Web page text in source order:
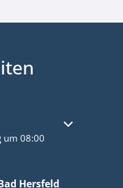
oder Schließzeiten
um 08:00
Hersfeld